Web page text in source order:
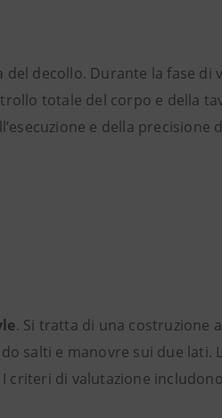
decollo. Durante la fase di
totale del corpo e della
e della precisione
. Si tratta di una costruzione
salti e manovre sui due lati.
di valutazione